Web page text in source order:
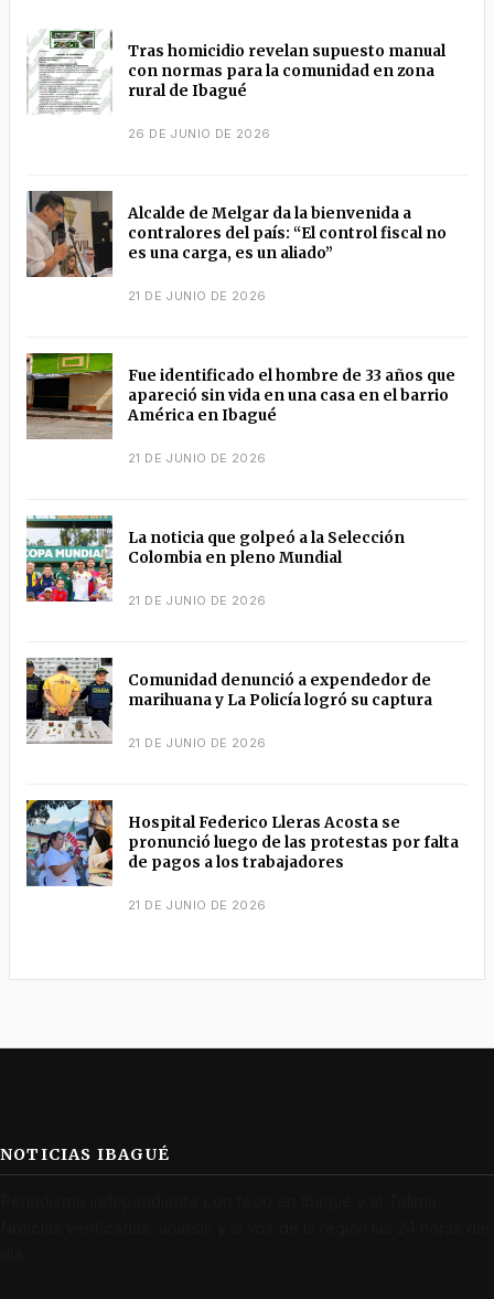
Tras homicidio revelan supuesto manual
con normas para la comunidad en zona
rural de Ibagué
26 DE JUNIO DE 2026
Alcalde de Melgar da la bienvenida a
contralores del país: “El control fiscal no
es una carga, es un aliado”
21 DE JUNIO DE 2026
Fue identificado el hombre de 33 años que
apareció sin vida en una casa en el barrio
América en Ibagué
21 DE JUNIO DE 2026
La noticia que golpeó a la Selección
Colombia en pleno Mundial
21 DE JUNIO DE 2026
Comunidad denunció a expendedor de
marihuana y La Policía logró su captura
21 DE JUNIO DE 2026
Hospital Federico Lleras Acosta se
pronunció luego de las protestas por falta
de pagos a los trabajadores
21 DE JUNIO DE 2026
NOTICIAS IBAGUÉ